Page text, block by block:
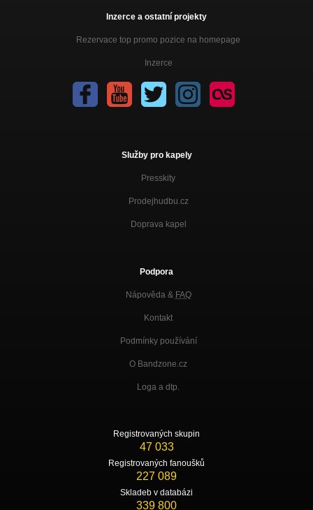
Inzerce a ostatní projekty
Rezervace top promo pozice na homepage
Inzerce
Služby pro kapely
Presskity
Prodejhudbu.cz
Doprava kapel
Podpora
Nápověda & FAQ
Kontakt
Podmínky používání
O Bandzone.cz
Loga a dtp.
Registrovaných skupin
47 033
Registrovaných fanoušků
227 089
Skladeb v databázi
339 800